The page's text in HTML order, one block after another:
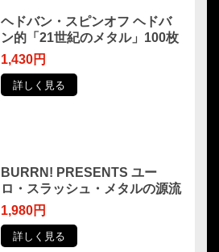
ヘドバン・スピンオフ ヘドバ
ン的「21世紀のメタル」100枚
1,430円
詳しく見る
BURRN! PRESENTS ユー
ロ・スラッシュ・メタルの源流
1,980円
詳しく見る